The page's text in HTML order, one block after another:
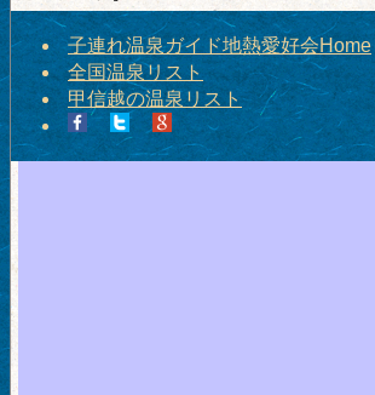
子連れ温泉ガイド地熱愛好会Home
全国温泉リスト
甲信越の温泉リスト